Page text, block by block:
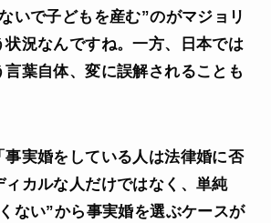
いで子どもを産む”のがマジョリ
状況なんですね。一方、日本では
言葉自体、変に誤解されることも
事実婚をしている人は法律婚に否
ィカルな人だけではなく、単純
ない”から事実婚を選ぶケースが